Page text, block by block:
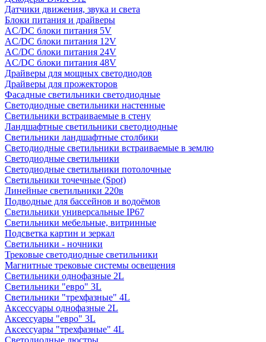
Датчики движения, звука и света
Блоки питания и драйверы
AC/DC блоки питания 5V
AC/DC блоки питания 12V
AC/DC блоки питания 24V
AC/DC блоки питания 48V
Драйверы для мощных светодиодов
Драйверы для прожекторов
Фасадные светильники светодиодные
Светодиодные светильники настенные
Светильники встраиваемые в стену
Ландшафтные светильники светодиодные
Светильники ландшафтные столбики
Светодиодные светильники встраиваемые в землю
Светодиодные светильники
Светодиодные светильники потолочные
Светильники точечные (Spot)
Линейные светильники 220в
Подводные для бассейнов и водоёмов
Светильники универсальные IP67
Светильники мебельные, витринные
Подсветка картин и зеркал
Светильники - ночники
Трековые светодиодные светильники
Магнитные трековые системы освещения
Светильники однофазные 2L
Светильники "евро" 3L
Светильники "трехфазные" 4L
Аксессуары однофазные 2L
Аксессуары "евро" 3L
Аксессуары "трехфазные" 4L
Светодиодные люстры